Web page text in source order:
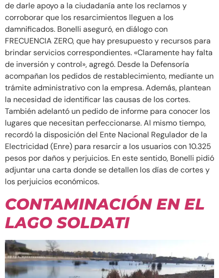
de darle apoyo a la ciudadanía ante los reclamos y
corroborar que los resarcimientos lleguen a los
damnificados. Bonelli aseguró, en diálogo con
FRECUENCIA ZERO, que hay presupuesto y recursos para
brindar servicios correspondientes. «Claramente hay falta
de inversión y control», agregó. Desde la Defensoría
acompañan los pedidos de restablecimiento, mediante un
trámite administrativo con la empresa. Además, plantean
la necesidad de identificar las causas de los cortes.
También adelantó un pedido de informe para conocer los
lugares que necesitan perfeccionarse. Al mismo tiempo,
recordó la disposición del Ente Nacional Regulador de la
Electricidad (Enre) para resarcir a los usuarios con 10.325
pesos por daños y perjuicios. En este sentido, Bonelli pidió
adjuntar una carta donde se detallen los días de cortes y
los perjuicios económicos.
CONTAMINACIÓN EN EL
LAGO SOLDATI